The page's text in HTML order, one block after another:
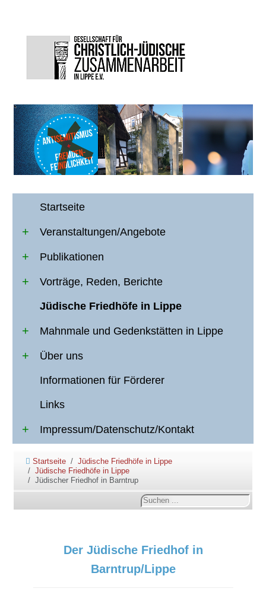
Startseite
Veranstaltungen/Angebote
Publikationen
Vorträge, Reden, Berichte
Jüdische Friedhöfe in Lippe
Mahnmale und Gedenkstätten in Lippe
Über uns
Informationen für Förderer
Links
Impressum/Datenschutz/Kontakt
Startseite
Jüdische Friedhöfe in Lippe
Jüdische Friedhöfe in Lippe
Jüdischer Friedhof in Barntrup
Suchen
...
Der Jüdische Friedhof in
Barntrup/Lippe